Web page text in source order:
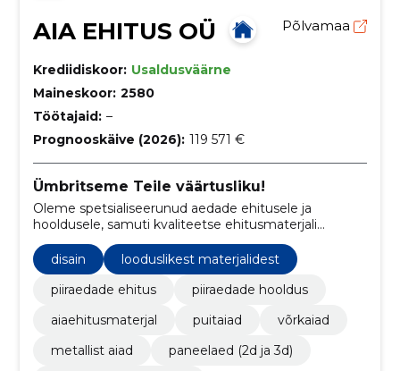
AIA EHITUS OÜ Põlvamaa
Krediidiskoor: Usaldusväärne
Maineskoor: 2580
Töötajaid: –
Prognooskäive (2026): 119 571 €
Ümbritseme Teile väärtusliku!
Oleme spetsialiseerunud aedade ehitusele ja
hooldusele, samuti kvaliteetse ehitusmaterjali
müügile Lõuna-Eestis, hõlmates Tartu-, Põlva-, Võru-
ja Valgamaad.
disain
looduslikest materjalidest
piiraedade ehitus
piiraedade hooldus
aiaehitusmaterjal
puitaiad
võrkaiad
metallist aiad
paneelaed (2d ja 3d)